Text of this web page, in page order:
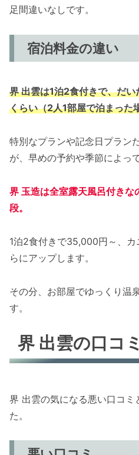
足間違いなしです。
宿泊料金の違い
界 出雲は1泊2食付きで、だ
くらい（2人1部屋で泊まった
特別なプランや記念日プラン
が、早めの予約や季節によっ
界 玉造は全室露天風呂付き
段。
1泊2食付きで35,000円～、カ
らにアップします。
その分、お部屋でゆっくり温
す。
界 出雲の口コミ
界 出雲の気になる悪い口コミ
た。